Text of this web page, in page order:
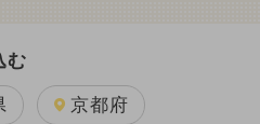
む
京都府